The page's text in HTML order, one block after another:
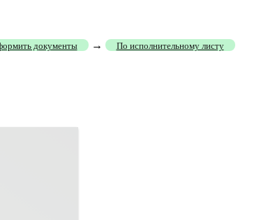
документы → По исполнительному листу